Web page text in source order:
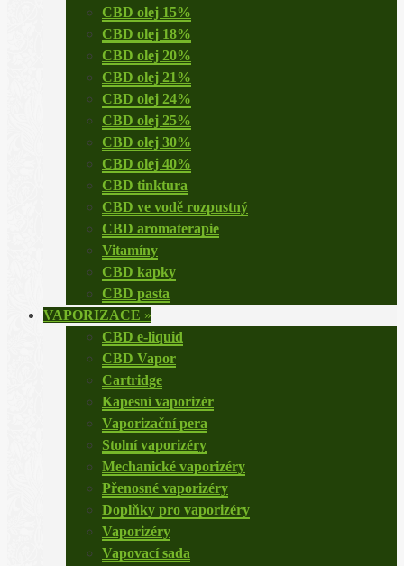
CBD olej 15%
CBD olej 18%
CBD olej 20%
CBD olej 21%
CBD olej 24%
CBD olej 25%
CBD olej 30%
CBD olej 40%
CBD tinktura
CBD ve vodě rozpustný
CBD aromaterapie
Vitamíny
CBD kapky
CBD pasta
VAPORIZACE »
CBD e-liquid
CBD Vapor
Cartridge
Kapesní vaporizér
Vaporizační pera
Stolní vaporizéry
Mechanické vaporizéry
Přenosné vaporizéry
Doplňky pro vaporizéry
Vaporizéry
Vapovací sada